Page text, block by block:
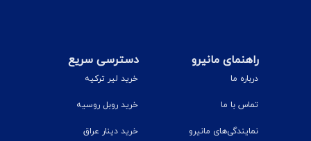
راهنمای مانیرو
درباره ما
تماس با ما
نمایندگی‌های مانیرو
دسترسی سریع
خرید لیر ترکیه
خرید روبل روسیه
خرید دینار عراق